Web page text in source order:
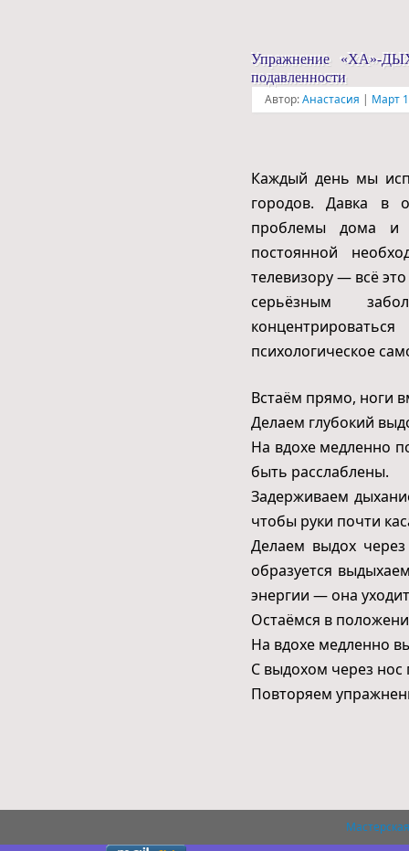
Упражнение «ХА»-
подавленности
Автор:Анастасия | Март
Каждый день мы
городов. Давка в
проблемы дома и
постоянной
телевизору — всё
серьёзным
психологическое
Встаём прямо, ноги
Делаем глубокий
На вдохе медленно
быть расслаблены.
Задерживаем
чтобы руки почти
Делаем выдох
образуется
энергии — она
Остаёмся в
На вдохе медленно
С выдохом через
Повторяем